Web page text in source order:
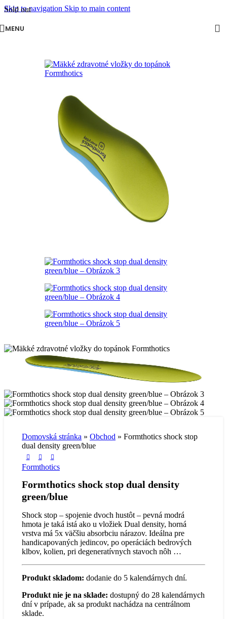
Skip to navigation Skip to main content
MENU
Sold out
Domovská stránka » Obchod » Formthotics shock stop
dual density green/blue
Formthotics
Formthotics shock stop dual density
green/blue
Shock stop – spojenie dvoch hustôt – pevná modrá
hmota je taká istá ako u vložiek Dual density, horná
vrstva má 5x väčšiu absorbciu nárazov. Ideálna pre
handicapovaných jedincov, po operáciách bedrových
klbov, kolien, pri degeneratívnych stavoch nôh …
Produkt skladom: dodanie do 5 kalendárnych dní.
Produkt nie je na sklade: dostupný do 28 kalendárnych
dní v prípade, ak sa produkt nachádza na centrálnom
sklade.